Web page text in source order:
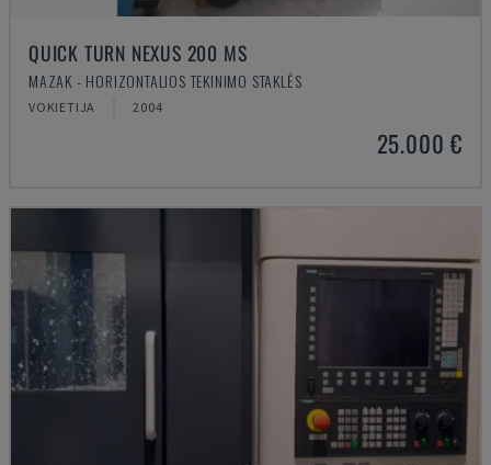
QUICK TURN NEXUS 200 MS
MAZAK - HORIZONTALIOS TEKINIMO STAKLĖS
VOKIETIJA 2004
25.000 €